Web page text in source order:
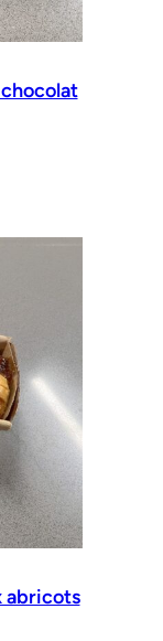
abricots